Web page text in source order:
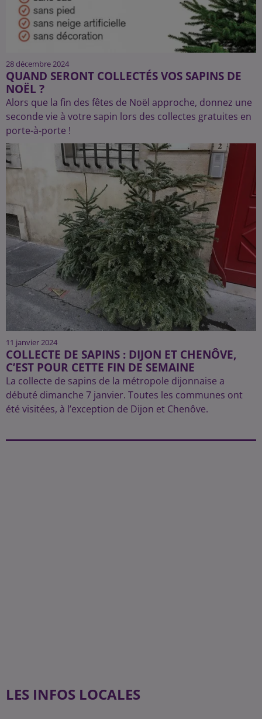
28 décembre 2024
QUAND SERONT COLLECTÉS VOS SAPINS DE
NOËL ?
Alors que la fin des fêtes de Noël approche, donnez une
seconde vie à votre sapin lors des collectes gratuites en
porte-à-porte !
11 janvier 2024
COLLECTE DE SAPINS : DIJON ET CHENÔVE,
C’EST POUR CETTE FIN DE SEMAINE
La collecte de sapins de la métropole dijonnaise a
débuté dimanche 7 janvier. Toutes les communes ont
été visitées, à l’exception de Dijon et Chenôve.
LES INFOS LOCALES